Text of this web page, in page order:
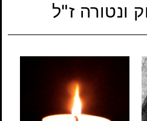
ונטורה ז"ל